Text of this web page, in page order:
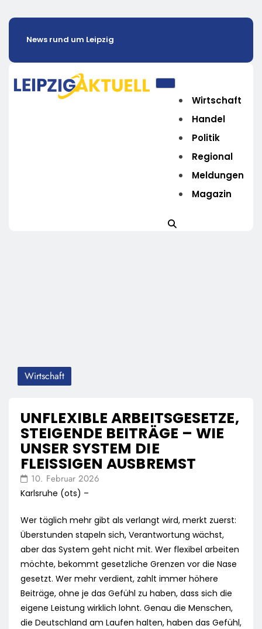
News rund um Leipzig
Wirtschaft
Handel
Politik
Regional
Meldungen
Magazin
Wirtschaft
UNFLEXIBLE ARBEITSGESETZE,
STEIGENDE BEITRÄGE – WIE
UNSER SYSTEM DIE
FLEISSIGEN AUSBREMST
10. Februar 2026
Karlsruhe (ots) –
Wer täglich mehr gibt als verlangt wird, merkt zuerst:
Überstunden stapeln sich, Verantwortung wächst,
aber das System geht nicht mit. Wer flexibel arbeiten
möchte, bekommt gesetzliche Grenzen vor die Nase
gesetzt. Wer mehr verdient, zahlt immer höhere
Beiträge, ohne je das Gefühl zu haben, dass sich die
eigene Leistung wirklich lohnt. Genau die Menschen,
die Deutschland am Laufen halten, haben das Gefühl,